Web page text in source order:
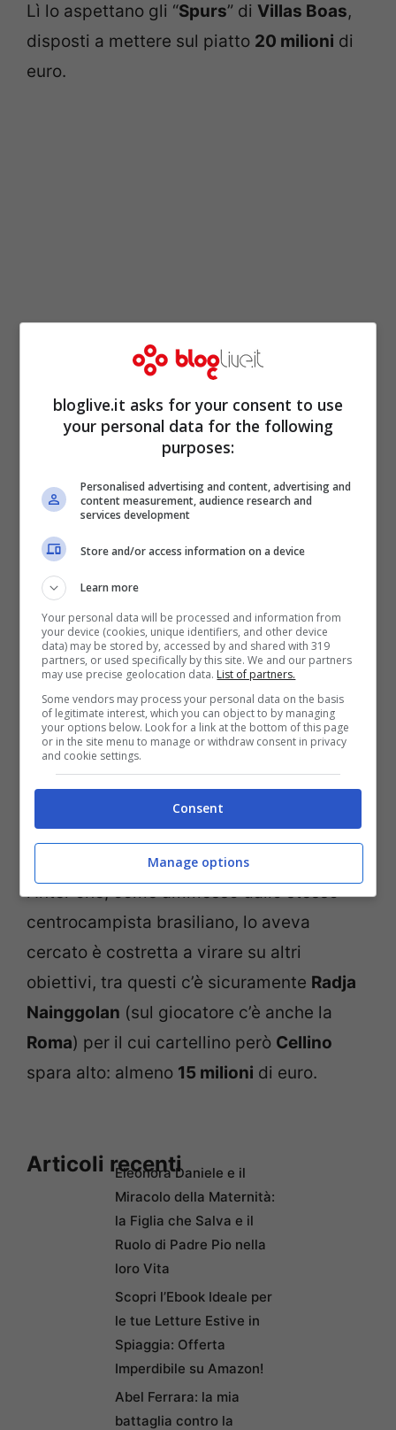
Lì lo aspettano gli “Spurs” di Villas Boas,
disposti a mettere sul piatto 20 milioni di
euro.
«Il mio club sta discutendo con loro
per me di intraprendere una nuova sfida.
Ho preso la decisione di andare in un
grande club. Qui ho passato tre anni
meravigliosi, sono migliorato molto e devo
ringraziare tutto lo staff per questo ma
adesso è tempo di cambiare».
Con il passaggio di Paulinho al Tottenham,
l’Inter che, come ammesso dallo stesso
centrocampista brasiliano, lo aveva
cercato è costretta a virare su altri
obiettivi, tra questi c’è sicuramente Radja
Nainggolan (sul giocatore c’è anche la
Roma) per il cui cartellino però Cellino
spara alto: almeno 15 milioni di euro.
Articoli recentiEleonora Daniele e il
Miracolo della Maternità:
la Figlia che Salva e il
Ruolo di Padre Pio nella
loro Vita
Scopri l’Ebook Ideale per
le tue Letture Estive in
Spiaggia: Offerta
Imperdibile su Amazon!
Abel Ferrara: la mia
battaglia contro la
bloglive.it asks for your consent to use
your personal data for the following
purposes:
Personalised advertising and content, advertising and
content measurement, audience research and
services development
Store and/or access information on a device
Learn more
Your personal data will be processed and information from
your device (cookies, unique identifiers, and other device
data) may be stored by, accessed by and shared with 319
partners, or used specifically by this site. We and our partners
may use precise geolocation data. List of partners.
Some vendors may process your personal data on the basis
of legitimate interest, which you can object to by managing
your options below. Look for a link at the bottom of this page
or in the site menu to manage or withdraw consent in privacy
and cookie settings.
Consent
Manage options